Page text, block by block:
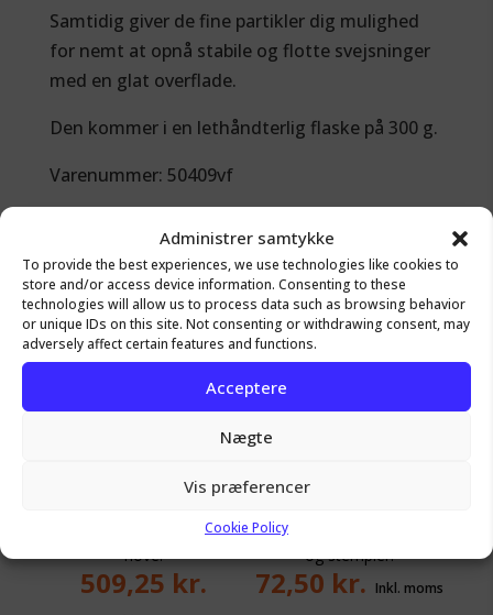
Administrer samtykke
To provide the best experiences, we use technologies like cookies to
store and/or access device information. Consenting to these
technologies will allow us to process data such as browsing behavior
or unique IDs on this site. Not consenting or withdrawing consent, may
adversely affect certain features and functions.
Acceptere
Nægte
Vis præferencer
Cookie Policy
Samtidig giver de fine partikler dig mulighed
for nemt at opnå stabile og flotte svejsninger
med en glat overflade.
Den kommer i en lethåndterlig flaske på 300 g.
Varenummer: 50409vf
Andre produkter der kunne
have din interesse
Sanding unit til sko og
hove.
509,25 kr.
Måleudstyr til ridsmejsler
og stempler.
72,50 kr.